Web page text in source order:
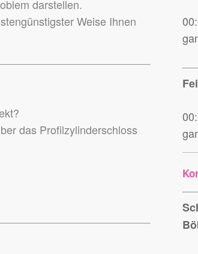
darstellen.
Weise Ihnen
das Profilzylinderschloss